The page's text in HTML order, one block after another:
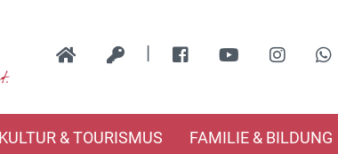
|
KULTUR & TOURISMUS FAMILIE & BILDUNG